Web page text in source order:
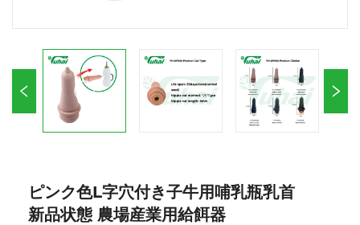
ピンク色L字穴付き子牛用哺乳瓶乳首
新品状態 農場産業用給餌器